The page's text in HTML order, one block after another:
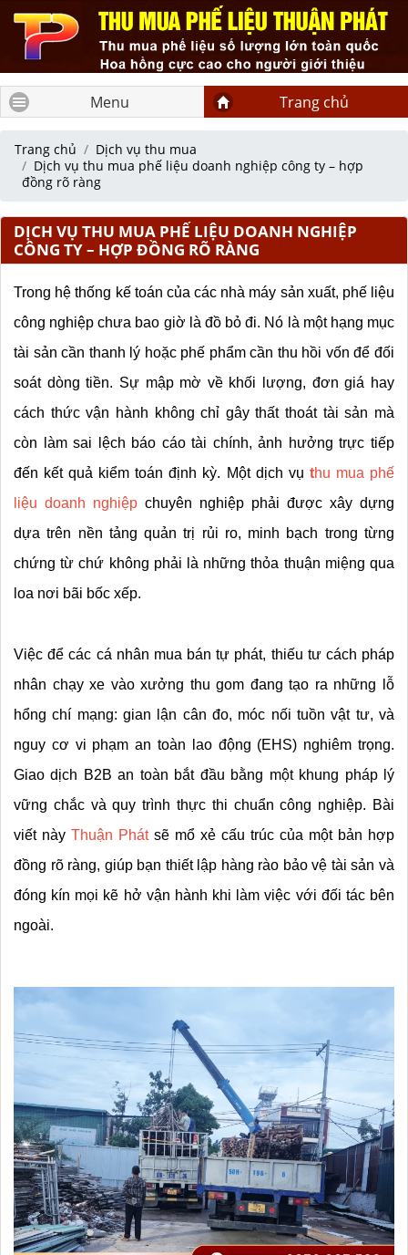
Menu Trang chủ
Trang chủ
Dịch vụ thu mua
Dịch vụ thu mua phế liệu doanh nghiệp công ty – hợp
đồng rõ ràng
DỊCH VỤ THU MUA PHẾ LIỆU DOANH NGHIỆP
CÔNG TY – HỢP ĐỒNG RÕ RÀNG
Trong hệ thống kế toán của các nhà máy sản xuất, phế liệu
công nghiệp chưa bao giờ là đồ bỏ đi. Nó là một hạng mục
tài sản cần thanh lý hoặc phế phẩm cần thu hồi vốn để đối
soát dòng tiền. Sự mập mờ về khối lượng, đơn giá hay
cách thức vận hành không chỉ gây thất thoát tài sản mà
còn làm sai lệch báo cáo tài chính, ảnh hưởng trực tiếp
đến kết quả kiểm toán định kỳ. Một dịch vụ thu mua phế
liệu doanh nghiệp chuyên nghiệp phải được xây dựng
dựa trên nền tảng quản trị rủi ro, minh bạch trong từng
chứng từ chứ không phải là những thỏa thuận miệng qua
loa nơi bãi bốc xếp.
Việc để các cá nhân mua bán tự phát, thiếu tư cách pháp
nhân chạy xe vào xưởng thu gom đang tạo ra những lỗ
hổng chí mạng: gian lận cân đo, móc nối tuồn vật tư, và
nguy cơ vi phạm an toàn lao động (EHS) nghiêm trọng.
Giao dịch B2B an toàn bắt đầu bằng một khung pháp lý
vững chắc và quy trình thực thi chuẩn công nghiệp. Bài
viết này Thuận Phát sẽ mổ xẻ cấu trúc của một bản hợp
đồng rõ ràng, giúp bạn thiết lập hàng rào bảo vệ tài sản và
đóng kín mọi kẽ hở vận hành khi làm việc với đối tác bên
ngoài.